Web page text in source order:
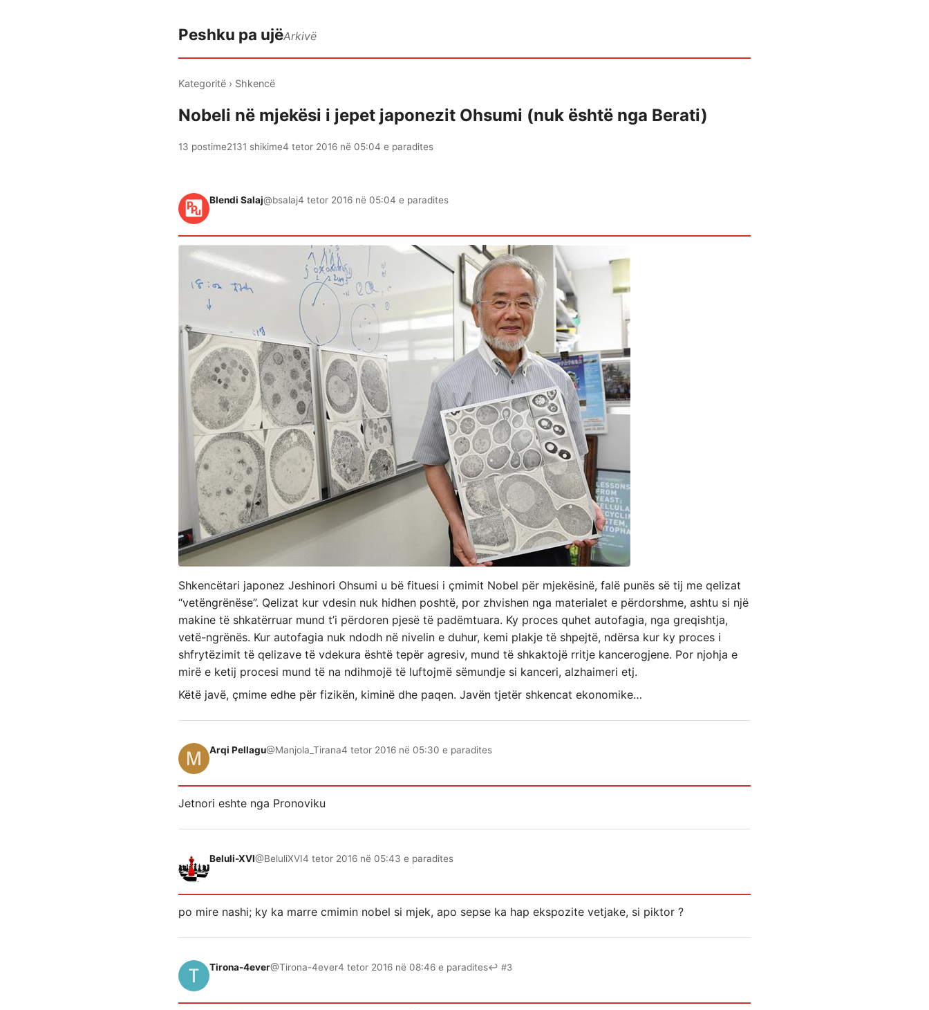
Peshku pa ujëArkivë
Kategoritë › Shkencë
Nobeli në mjekësi i jepet japonezit Ohsumi (nuk është nga Berati)
13 postime2131 shikime4 tetor 2016 në 05:04 e paradites
Blendi Salaj@bsalaj4 tetor 2016 në 05:04 e paradites
Shkencëtari japonez Jeshinori Ohsumi u bë fituesi i çmimit Nobel për mjekësinë, falë punës së tij me qelizat
“vetëngrënëse”. Qelizat kur vdesin nuk hidhen poshtë, por zhvishen nga materialet e përdorshme, ashtu si një
makine të shkatërruar mund t’i përdoren pjesë të padëmtuara. Ky proces quhet autofagia, nga greqishtja,
vetë-ngrënës. Kur autofagia nuk ndodh në nivelin e duhur, kemi plakje të shpejtë, ndërsa kur ky proces i
shfrytëzimit të qelizave të vdekura është tepër agresiv, mund të shkaktojë rritje kancerogjene. Por njohja e
mirë e ketij procesi mund të na ndihmojë të luftojmë sëmundje si kanceri, alzhaimeri etj.
Këtë javë, çmime edhe për fizikën, kiminë dhe paqen. Javën tjetër shkencat ekonomike…
Arqi Pellagu@Manjola_Tirana4 tetor 2016 në 05:30 e paradites
Jetnori eshte nga Pronoviku
Beluli-XVI@BeluliXVI4 tetor 2016 në 05:43 e paradites
po mire nashi; ky ka marre cmimin nobel si mjek, apo sepse ka hap ekspozite vetjake, si piktor ?
Tirona-4ever@Tirona-4ever4 tetor 2016 në 08:46 e paradites↩ #3